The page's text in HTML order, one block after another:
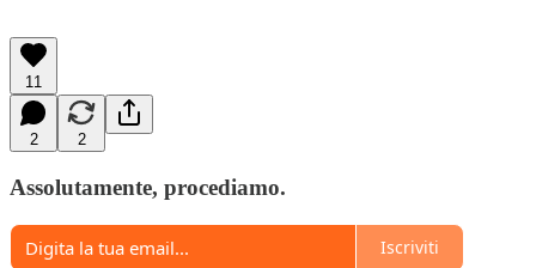
11
2 2
Assolutamente, procediamo.
Iscriviti